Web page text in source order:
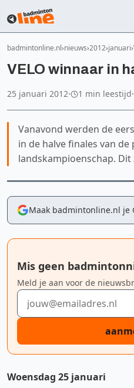
badmintonline.nl nieuws 2012 januari
VELO winnaar in
25 januari 2012· 1 min leestijd·
Vanavond werden de
in de halve finales van
landskampioenschap.
Maak badmintonline.nl je
Mis geen
Meld je aan voor de
E-mailadres
Woensdag 25 januari